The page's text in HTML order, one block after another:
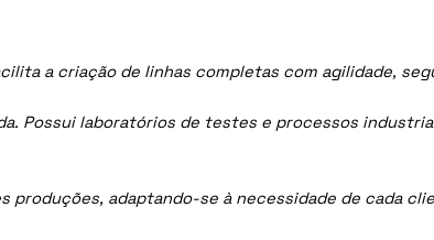
a criação de linhas completas com agilidade,
Possui laboratórios de testes e processos
adaptando-se à necessidade de cada